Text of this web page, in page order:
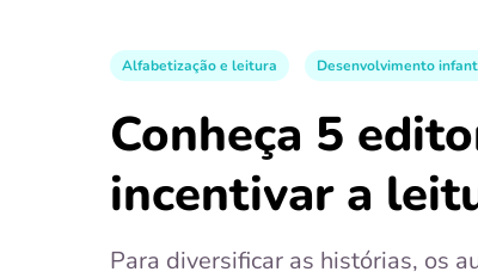
Alfabetização e leitura Desenvolvimento
Conheça 5
incentivar a
Para diversificar as histórias, os